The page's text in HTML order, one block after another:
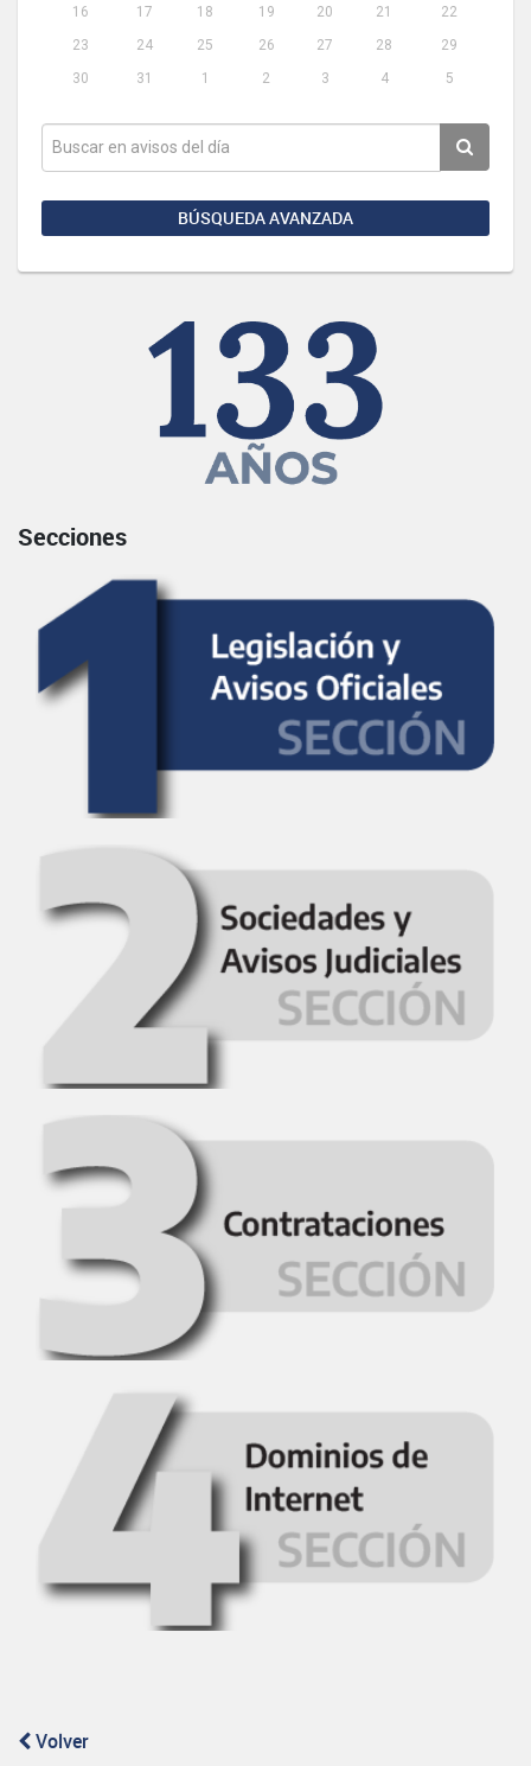
16
17 18 19 20 21
22
23
24 25 26 27 28
29
30
31 1 2 3 4 5
BÚSQUEDA AVANZADA
Secciones
Volver